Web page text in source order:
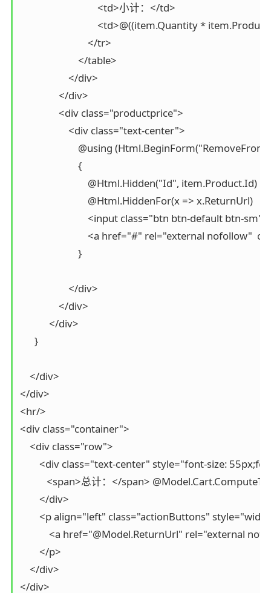
                                <td>小计：</td>
<td>@((item.Quantity *
                            </tr>
                        </table>
                    </div>
                </div>
                <div class="productprice">
                    <div class="text-center">
@using
                        {
                            @Html.Hidden("Id", item.Product.Id)
                            @Html.HiddenFor(x => x.ReturnUrl)
<input class="btn btn-default
<a href="#" rel="external
                        }
                    </div>
                </div>
            </div>
      }
    </div>
</div>
<hr/>
<div class="container">
    <div class="row">
<div class="text-center" style="font-size:
<span>总计：</span>
        </div>
<p align="left" class="actionButtons"
<a href="@Model.ReturnUrl" rel="external
        </p>
    </div>
</div>